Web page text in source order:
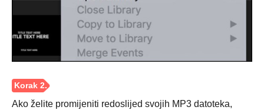
Ako želite promijeniti redoslijed svojih MP3 datoteka,